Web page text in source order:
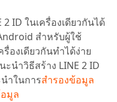
ID ในเครื่องเดียวกันได้
สำหรับผู้ใช้
องเดียวกันทำได้ง่าย
นำวิธีสร้าง LINE 2 ID
ำในการสำรองข้อมูล
มูล